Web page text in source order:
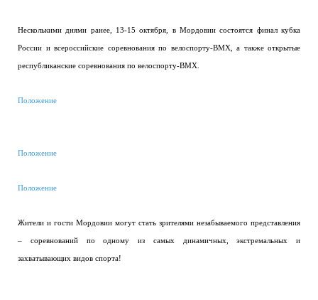
Несколькими днями ранее, 13-15 октября, в Мордовии состоятся финал кубка
России и всероссийские соревнования по велоспорту-BMX, а также открытые
республиканские соревнования по велоспорту-BMX.
Положение
Положение
Положение
Жители и гости Мордовии могут стать зрителями незабываемого представления
– соревнований по одному из самых динамичных, экстремальных и
захватывающих видов спорта!